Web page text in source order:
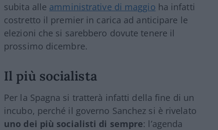
subita alle amministrative di maggio ha infatti
costretto il premier in carica ad anticipare le
elezioni che si sarebbero dovute tenere il
prossimo dicembre.
Il più socialista
Per la Spagna si tratterà infatti della fine di un
incubo, perché il governo Sanchez si è rivelato
uno dei più socialisti di sempre: l’agenda